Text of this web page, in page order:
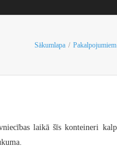
Sākumlapa / Pakalpojumiem
laikā šīs konteineri